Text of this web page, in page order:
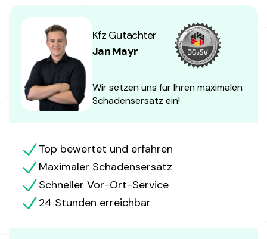
Kfz Gutachter
Jan Mayr
Wir setzen uns für Ihren maximalen
Schadensersatz ein!
Top bewertet und erfahren
Maximaler Schadensersatz
Schneller Vor-Ort-Service
24 Stunden erreichbar